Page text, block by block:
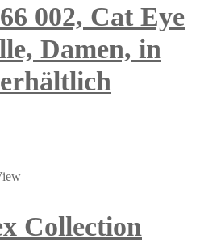
002, Cat Eye
Damen, in
Collection